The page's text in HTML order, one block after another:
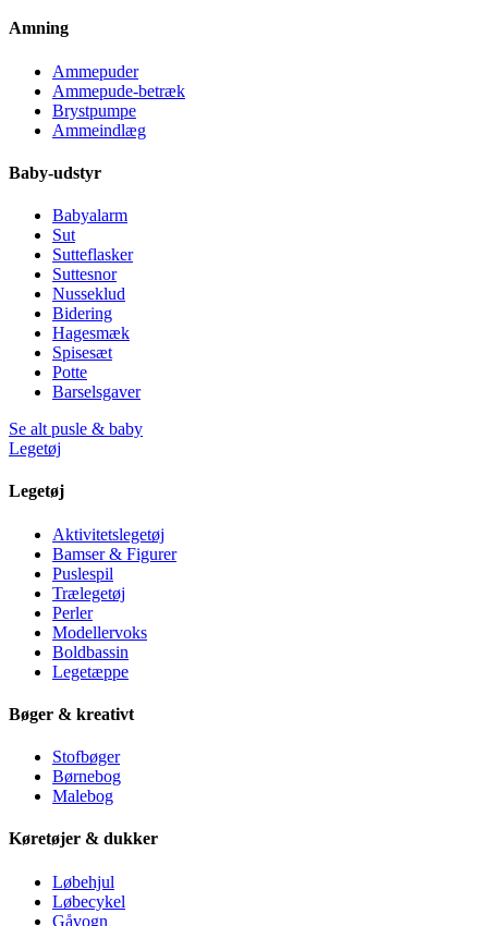
Amning
Ammepuder
Ammepude-betræk
Brystpumpe
Ammeindlæg
Baby-udstyr
Babyalarm
Sut
Sutteflasker
Suttesnor
Nusseklud
Bidering
Hagesmæk
Spisesæt
Potte
Barselsgaver
Se alt pusle & baby
Legetøj
Legetøj
Aktivitetslegetøj
Bamser & Figurer
Puslespil
Trælegetøj
Perler
Modellervoks
Boldbassin
Legetæppe
Bøger & kreativt
Stofbøger
Børnebog
Malebog
Køretøjer & dukker
Løbehjul
Løbecykel
Gåvogn